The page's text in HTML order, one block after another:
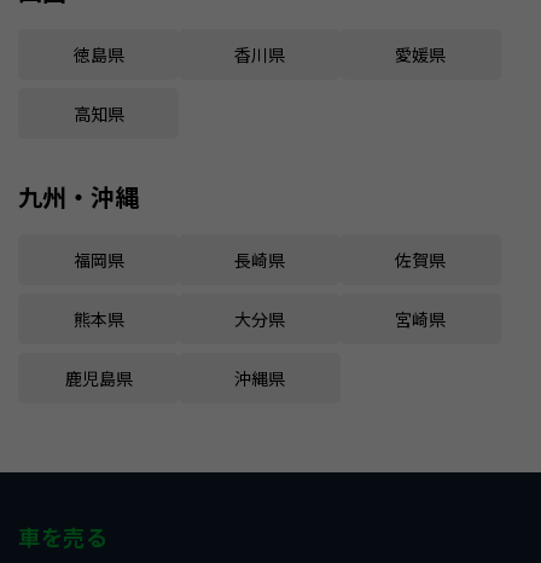
徳島県 香川県 愛媛県
高知県
九州・沖縄
福岡県 長崎県 佐賀県
熊本県 大分県 宮崎県
鹿児島県 沖縄県
車を売る